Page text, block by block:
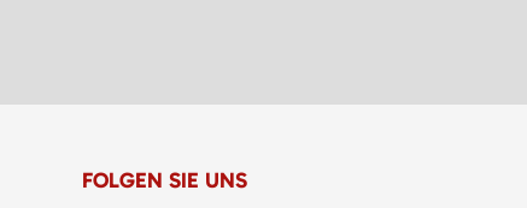
FOLGEN SIE UNS